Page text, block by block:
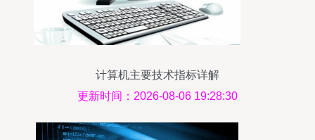
计算机主要技术指标详解
更新时间：2026-08-06 19:28:30